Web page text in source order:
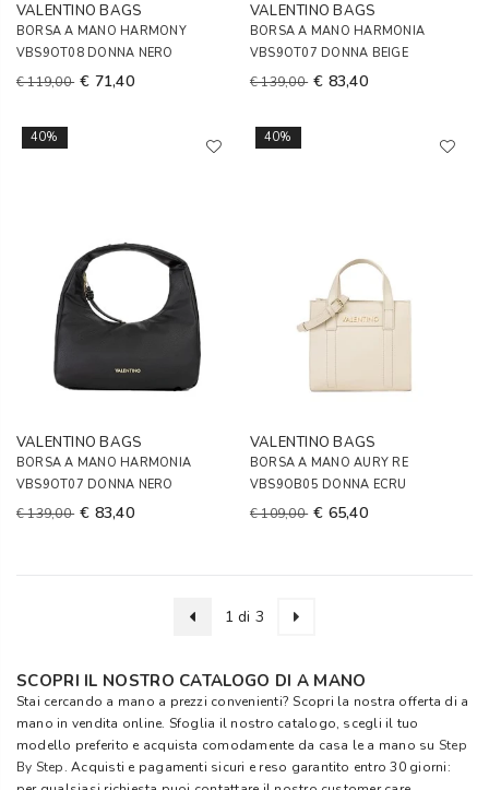
VALENTINO BAGS
BORSA A MANO HARMONY
VBS9OT08 DONNA NERO
€ 119,00 € 71,40
VALENTINO BAGS
BORSA A MANO HARMONIA
VBS9OT07 DONNA BEIGE
€ 139,00 € 83,40
40%
VALENTINO BAGS
BORSA A MANO HARMONIA
VBS9OT07 DONNA NERO
€ 139,00 € 83,40
40%
VALENTINO BAGS
BORSA A MANO AURY RE
VBS9OB05 DONNA ECRU
€ 109,00 € 65,40
1 di 3
SCOPRI IL NOSTRO CATALOGO DI A MANO
Stai cercando a mano a prezzi convenienti? Scopri la nostra offerta di a
mano in vendita online. Sfoglia il nostro catalogo, scegli il tuo
modello preferito e acquista comodamente da casa le a mano su Step
By Step. Acquisti e pagamenti sicuri e reso garantito entro 30 giorni: